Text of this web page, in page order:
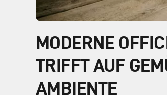
MODERNE
TRIFFT AUF
AMBIENTE